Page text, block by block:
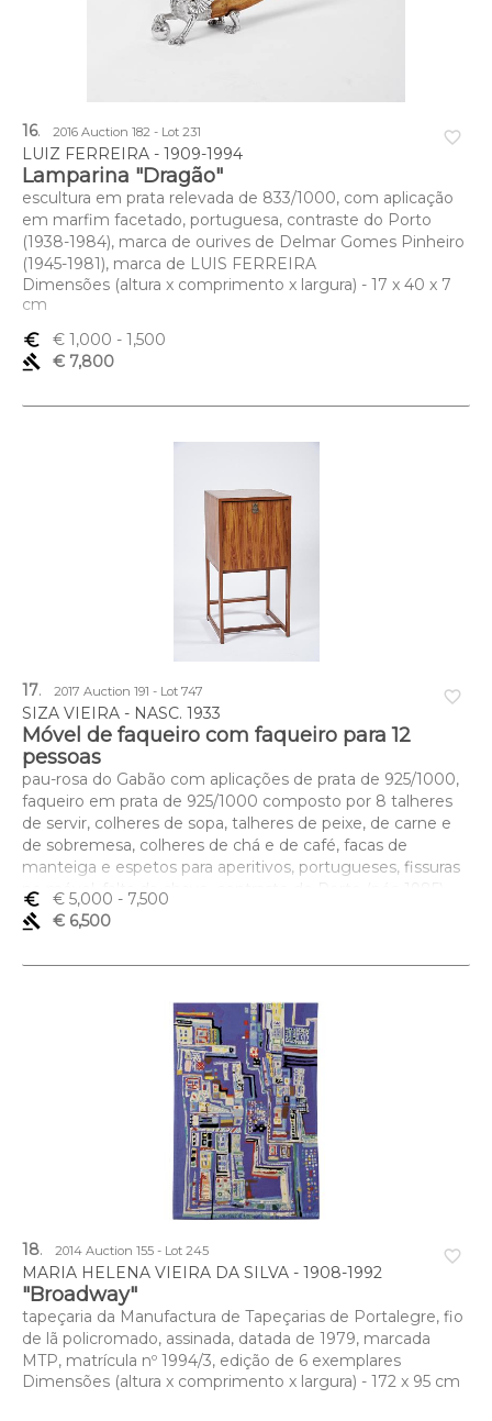
favorite_border
16. 2016 Auction 182 - Lot 231
LUIZ FERREIRA - 1909-1994
Lamparina "Dragão"
escultura em prata relevada de 833/1000, com aplicação
em marfim facetado, portuguesa, contraste do Porto
(1938-1984), marca de ourives de Delmar Gomes Pinheiro
(1945-1981), marca de LUIS FERREIRA
Dimensões (altura x comprimento x largura) - 17 x 40 x 7
cm
euro_symbol
€ 1,000 - 1,500
gavel
€ 7,800
favorite_border
17. 2017 Auction 191 - Lot 747
SIZA VIEIRA - NASC. 1933
Móvel de faqueiro com faqueiro para 12
pessoas
pau-rosa do Gabão com aplicações de prata de 925/1000,
faqueiro em prata de 925/1000 composto por 8 talheres
de servir, colheres de sopa, talheres de peixe, de carne e
de sobremesa, colheres de chá e de café, facas de
manteiga e espetos para aperitivos, portugueses, fissuras
no móvel, falta da chave, contraste do Porto (pós-1985),
marca de ourives de Fernando Reis Ldª (reg.1993),
assinado
euro_symbol € 5,000 - 7,500
gavel
€ 6,500
favorite_border
18. 2014 Auction 155 - Lot 245
MARIA HELENA VIEIRA DA SILVA - 1908-1992
"Broadway"
tapeçaria da Manufactura de Tapeçarias de Portalegre, fio
de lã policromado, assinada, datada de 1979, marcada
MTP, matrícula nº 1994/3, edição de 6 exemplares
Dimensões (altura x comprimento x largura) - 172 x 95 cm